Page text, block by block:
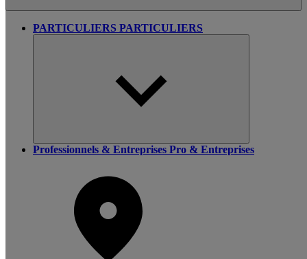
PARTICULIERS PARTICULIERS
Professionnels & Entreprises Pro & Entreprises